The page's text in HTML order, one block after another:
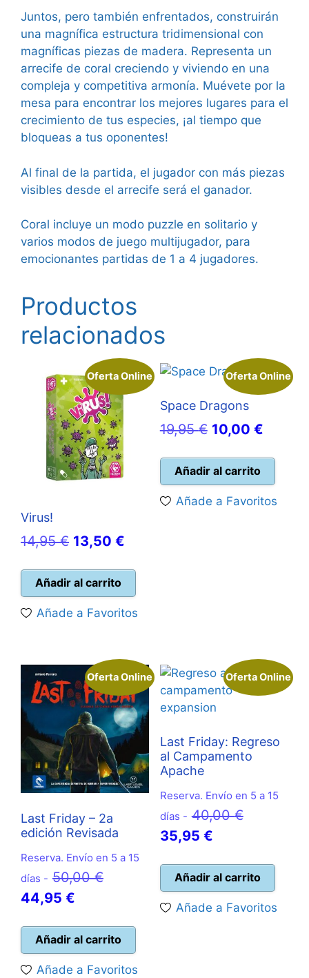
Juntos, pero también enfrentados, construirán
una magnífica estructura tridimensional con
magníficas piezas de madera. Representa un
arrecife de coral creciendo y viviendo en una
compleja y competitiva armonía. Muévete por la
mesa para encontrar los mejores lugares para el
crecimiento de tus especies, ¡al tiempo que
bloqueas a tus oponentes!
Al final de la partida, el jugador con más piezas
visibles desde el arrecife será el ganador.
Coral incluye un modo puzzle en solitario y
varios modos de juego multijugador, para
emocionantes partidas de 1 a 4 jugadores.
Productos
relacionados
Oferta Online
Virus!
14,95€ El
original
era:
14,95 €.
13,50 €
es:
13,50 €.
Añadir al carrito
Añade a Favoritos
Oferta Online
Space Dragons
19,95€ El
original
10,00 €El
Añadir al carrito
Añade a Favoritos
Oferta Online
Last Friday – 2a
edición Revisada
Reserva. Envío en 5 a 15
días - 50,00€El
era:
50,00 €.
44,95 €
actual
es:
Añadir al carrito
Añade a Favoritos
Oferta Online
Last Friday: Regreso
al Campamento
Apache
Reserva. Envío en 5 a 15
días - 40,00€El
era:
40,00 €.
35,95 €El
actual
es:
35,95 €.
Añadir al carrito
Añade a Favoritos